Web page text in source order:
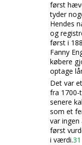
først
tyder
Hendes
og
først i
Fanny
købere
optage
Det var
fra 1700-
senere
som et
var ingen
først
i værdi.31